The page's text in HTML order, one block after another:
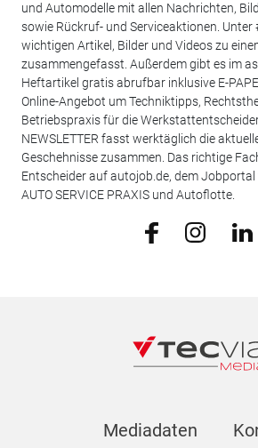
und Automodelle mit allen Nachrichten,
sowie Rückruf- und Serviceaktionen. Unter
wichtigen Artikel, Bilder und Videos zu
zusammengefasst. Außerdem gibt es im
Heftartikel gratis abrufbar inklusive E-
Online-Angebot um Techniktipps,
Betriebspraxis für die
NEWSLETTER fasst werktäglich die
Geschehnisse zusammen. Das richtige
Entscheider auf autojob.de, dem Jobportal
AUTO SERVICE PRAXIS und Autoflotte.
Mediadaten